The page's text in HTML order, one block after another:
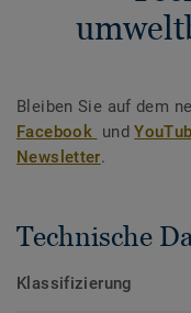
Bleiben Sie auf dem
Facebook und
Newsletter.
Technische
Klassifizierung